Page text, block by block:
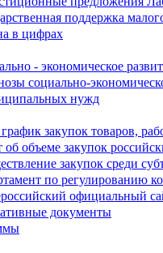
поддержка
в цифрах
- экономическое
социально-
нужд
закупок товаров,
об объеме закупок
закупок среди
по регулированию
официальный
документы